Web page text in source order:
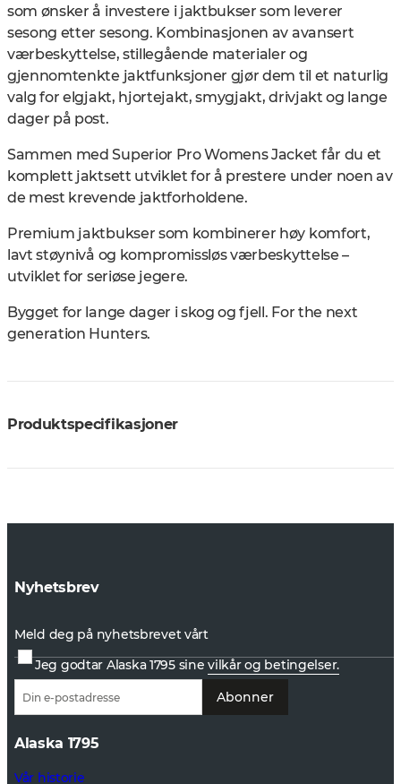
som ønsker å investere i jaktbukser som leverer
sesong etter sesong. Kombinasjonen av avansert
værbeskyttelse, stillegående materialer og
gjennomtenkte jaktfunksjoner gjør dem til et naturlig
valg for elgjakt, hjortejakt, smygjakt, drivjakt og lange
dager på post.
Sammen med Superior Pro Womens Jacket får du et
komplett jaktsett utviklet for å prestere under noen av
de mest krevende jaktforholdene.
Premium jaktbukser som kombinerer høy komfort,
lavt støynivå og kompromissløs værbeskyttelse –
utviklet for seriøse jegere.
Bygget for lange dager i skog og fjell. For the next
generation Hunters.
Produktspecifikasjoner
Nyhetsbrev
Meld deg på nyhetsbrevet vårt
Jeg godtar Alaska 1795 sinevilkår og betingelser.
Abonner
Alaska 1795
Vår historie